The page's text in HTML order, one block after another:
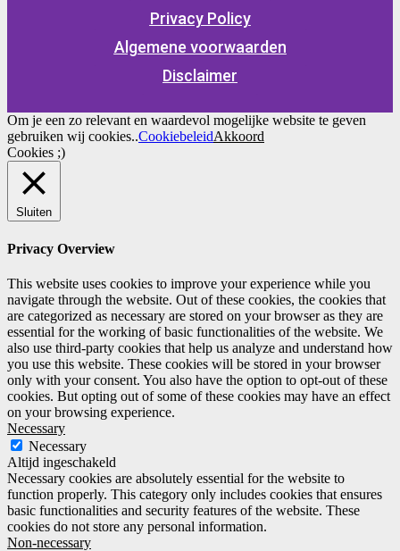
Privacy Policy
Algemene voorwaarden
Disclaimer
Om je een zo relevant en waardevol mogelijke website te geven
gebruiken wij cookies..CookiebeleidAkkoord
Cookies ;)
Sluiten
Privacy Overview
This website uses cookies to improve your experience while you
navigate through the website. Out of these cookies, the cookies that
are categorized as necessary are stored on your browser as they are
essential for the working of basic functionalities of the website. We
also use third-party cookies that help us analyze and understand how
you use this website. These cookies will be stored in your browser
only with your consent. You also have the option to opt-out of these
cookies. But opting out of some of these cookies may have an effect
on your browsing experience.
Necessary
Necessary
Altijd ingeschakeld
Necessary cookies are absolutely essential for the website to
function properly. This category only includes cookies that ensures
basic functionalities and security features of the website. These
cookies do not store any personal information.
Non-necessary